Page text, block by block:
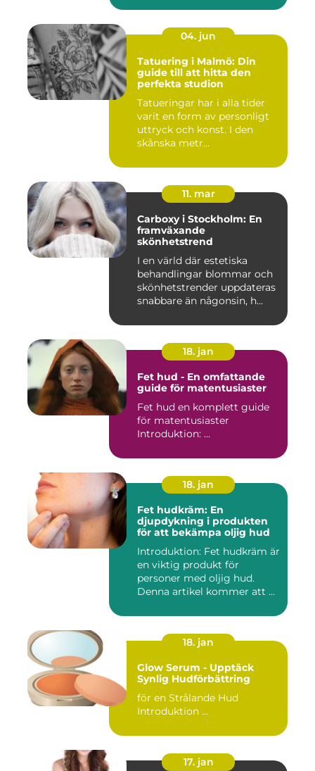
04. jun
Tatuering i Malmö: Din
guide till att hitta den
perfekta studion
Tatueringar har i alla tider
varit en form av personligt
uttryck och konst. I den
skånska metr...
11. mar
Carboxy i Stockholm: En
framväxande
skönhetstrend
I en värld där estetiska
behandlingar blommar och
skönhetstrender uppdateras
snabbare än någonsin, h...
18. jan
Fet hud - En omfattande
guide för matentusiaster
Fet hud en komplett guide
för matentusiaster
Introduktion: ...
18. jan
Fet hudkräm: En
djupdykning i produkten
för att bekämpa oljig hud
Introduktion: Fet hudkräm är
en viktig produkt för
personer med oljig hud.
Denna artikel kommer att ...
18. jan
Glow Serum - Upptäck
Synlig Hudförbättring
för en Strålande Hud
Introduktion ...
17. jan